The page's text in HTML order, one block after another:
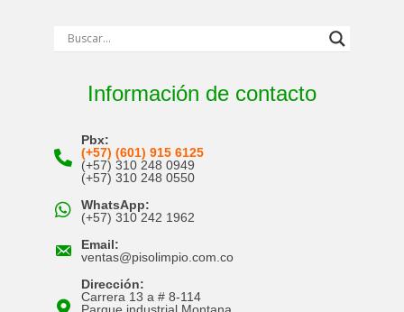
Información de contacto
Pbx:
(+57) (601) 915 6125
(+57) 310 248 0949
(+57) 310 248 0550
WhatsApp:
(+57) 310 242 1962
Email:
ventas@pisolimpio.com.co
Dirección:
Carrera 13 a # 8-114